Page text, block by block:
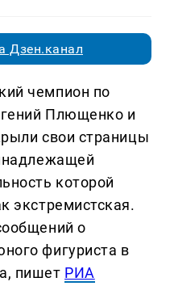
Дзен.канал
чемпион по
Плющенко и
свои страницы
которой
экстремистская.
о
фигуриста в
пишет РИА